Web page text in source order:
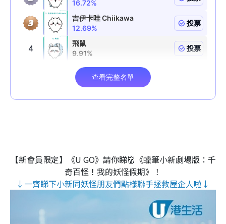
【新會員限定】《U GO》請你睇👹《蠟筆小新劇場版：千
奇百怪！我的妖怪假期》！
↓一齊睇下小新同妖怪朋友們點樣聯手拯救屋企人啦↓